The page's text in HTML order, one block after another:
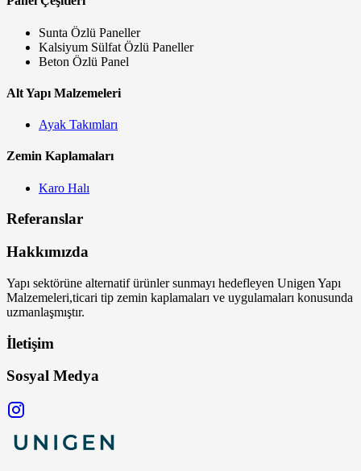
Sunta Özlü Paneller
Kalsiyum Sülfat Özlü Paneller
Beton Özlü Panel
Alt Yapı Malzemeleri
Ayak Takımları
Zemin Kaplamaları
Karo Halı
Referanslar
Hakkımızda
Yapı sektörüne alternatif ürünler sunmayı hedefleyen Unigen Yapı
Malzemeleri,ticari tip zemin kaplamaları ve uygulamaları konusunda
uzmanlaşmıştır.
İletişim
Sosyal Medya